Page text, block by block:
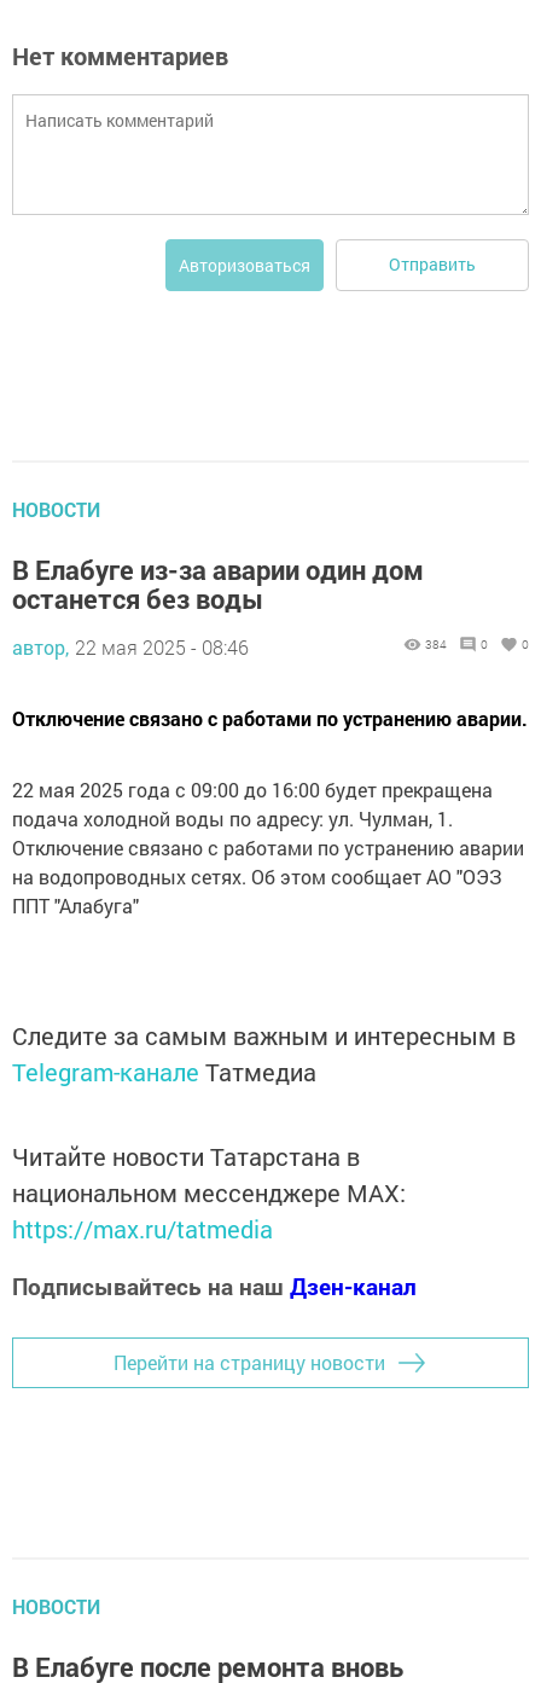
Нет комментариев
Авторизоваться Отправить
НОВОСТИ
В Елабуге из-за аварии один дом
останется без воды
автор, 22 мая 2025 - 08:46 384 0 0
Отключение связано с работами по устранению аварии.
22 мая 2025 года с 09:00 до 16:00 будет прекращена
подача холодной воды по адресу: ул. Чулман, 1.
Отключение связано с работами по устранению аварии
на водопроводных сетях. Об этом сообщает АО "ОЭЗ
ППТ "Алабуга"
Следите за самым важным и интересным в
Telegram-канале Татмедиа
Читайте новости Татарстана в
национальном мессенджере MАХ:
https://max.ru/tatmedia
Подписывайтесь на наш Дзен-канал
Перейти на страницу новости
НОВОСТИ
В Елабуге после ремонта вновь